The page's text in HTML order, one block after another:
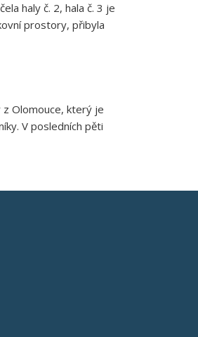
haly č. 2, hala č. 3 je
prostory, přibyla
Olomouce, který je
V posledních pěti